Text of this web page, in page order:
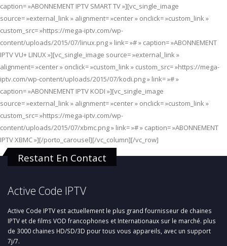
caption= »ABONNEMENT IPTV SMART TV »][vc_single_image
source= »external_link » alignment= »center » onclick= »custom_link »
custom_src= »https://mega-iptv.com/wp-
content/uploads/2015/07/linux.png » link= »# » caption= »ABONNEMENT
IPTV VU+ LINUX »][vc_single_image source= »external_link »
alignment= »center » onclick= »custom_link » custom_src= »https://mega-
iptv.com/wp-content/uploads/2015/07/kodi.png » link= »# »
caption= »ABONNEMENT IPTV KODI »][vc_single_image
source= »external_link » alignment= »center » onclick= »custom_link »
custom_src= »https://mega-iptv.com/wp-
content/uploads/2015/07/xbmc.png » link= »# » caption= »ABONNEMENT
IPTV XBMC »][/porto_carousel][/vc_column][/vc_row]
Restant En Contact
Active Code IPTV
Active Code IPTV est actuellement le plus grand fournisseur de chaines
IPTV et de films VOD francophones et Internationaux sur le marché. plus
de 3000 chaines HD/SD/3D pour tous vous appareils, avec un support
7j/7.